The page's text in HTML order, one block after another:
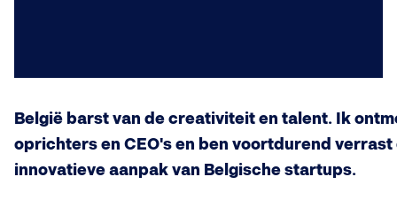
België barst van de creativiteit en talent. Ik
oprichters en CEO's en ben voortdurend
innovatieve aanpak van Belgische startups.